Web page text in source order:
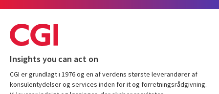
Insights you can act on
CGI er grundlagt i 1976 og en af verdens største leverandører af
konsulentydelser og services inden for it og forretningsrådgivning.